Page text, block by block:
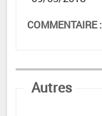
COMMENTAIRE :
Autres